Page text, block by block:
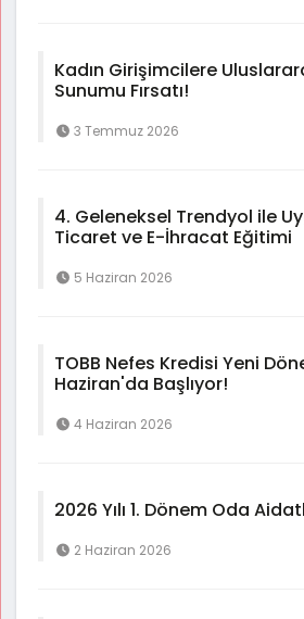
Kadın Girişimcilere
Sunumu Fırsatı!
3 Temmuz 2026
4. Geleneksel Trendyol ile
Ticaret ve E-İhracat Eğitimi
5 Haziran 2026
TOBB Nefes Kredisi Yeni
Haziran'da Başlıyor!
4 Haziran 2026
2026 Yılı 1. Dönem Oda
2 Haziran 2026